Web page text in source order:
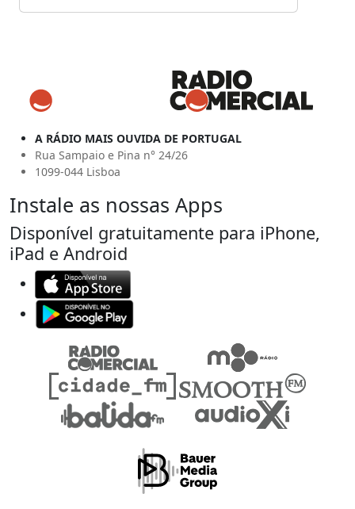
A RÁDIO MAIS OUVIDA DE PORTUGAL
Rua Sampaio e Pina n° 24/26
1099-044 Lisboa
Instale as nossas Apps
Disponível gratuitamente para iPhone,
iPad e Android